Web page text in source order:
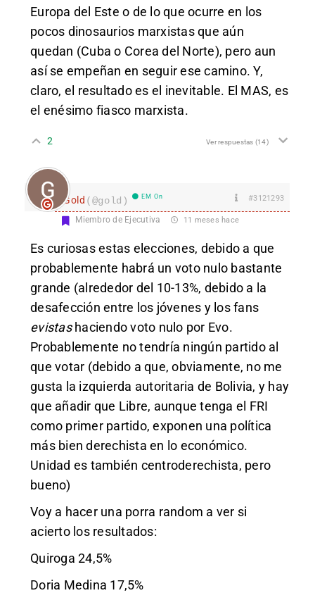
Europa del Este o de lo que ocurre en los
pocos dinosaurios marxistas que aún
quedan (Cuba o Corea del Norte), pero aun
así se empeñan en seguir ese camino. Y,
claro, el resultado es el inevitable. El MAS, es
el enésimo fiasco marxista.
2 Ver respuestas (14)
Gold (@gold) EM On #3121293
Miembro de Ejecutiva 11 meses hace
Es curiosas estas elecciones, debido a que
probablemente habrá un voto nulo bastante
grande (alrededor del 10-13%, debido a la
desafección entre los jóvenes y los fans
evistashaciendo voto nulo por Evo.
Probablemente no tendría ningún partido al
que votar (debido a que, obviamente, no me
gusta la izquierda autoritaria de Bolivia, y hay
que añadir que Libre, aunque tenga el FRI
como primer partido, exponen una política
más bien derechista en lo económico.
Unidad es también centroderechista, pero
bueno)
Voy a hacer una porra random a ver si
acierto los resultados:
Quiroga 24,5%
Doria Medina 17,5%